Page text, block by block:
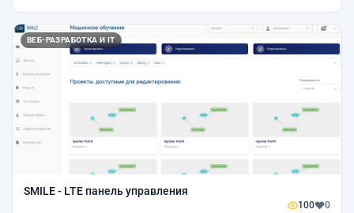
ВЕБ-РАЗРАБОТКА И IT
SMILE - LTE панель управления
100 0